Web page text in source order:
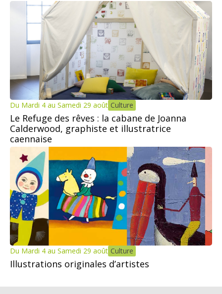
Du Mardi 4 au Samedi 29 août Culture
Le Refuge des rêves : la cabane de Joanna
Calderwood, graphiste et illustratrice
caennaise
Du Mardi 4 au Samedi 29 août Culture
Illustrations originales d’artistes